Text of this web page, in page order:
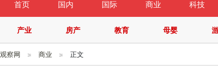
首页 国内 国际 商业 科技
产业 房产 教育 母婴
观察网 商业 正文